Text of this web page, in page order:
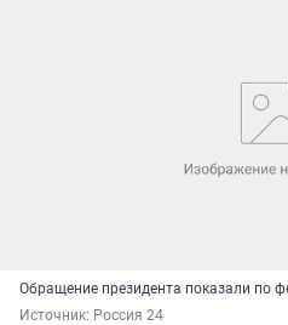
Обращение президента показали по
Источник: Россия 24